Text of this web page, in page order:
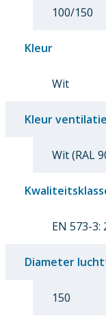
100/150
Kleur
Wit
Kleur
Wit (RAL
EN 573-3:
Diameter
150